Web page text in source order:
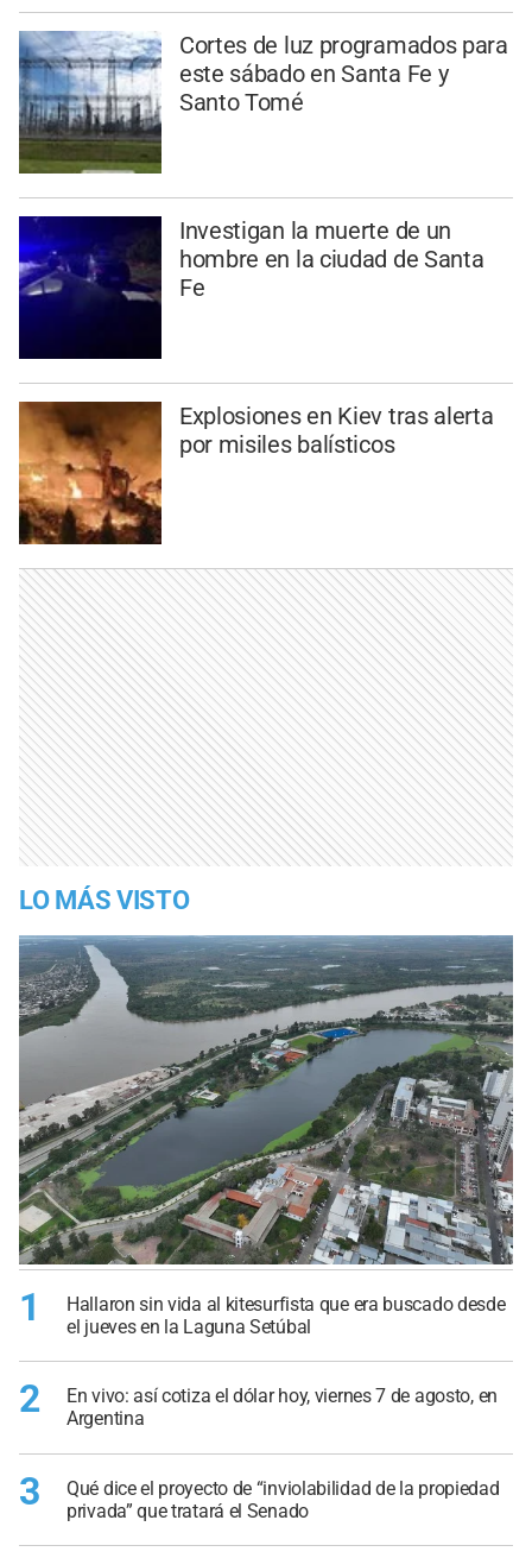
Cortes de luz programados para
este sábado en Santa Fe y
Santo Tomé
Investigan la muerte de un
hombre en la ciudad de Santa
Fe
Explosiones en Kiev tras alerta
por misiles balísticos
LO MÁS VISTO
1
Hallaron sin vida al kitesurfista que era buscado desde
el jueves en la Laguna Setúbal
2
En vivo: así cotiza el dólar hoy, viernes 7 de agosto, en
Argentina
3
Qué dice el proyecto de “inviolabilidad de la propiedad
privada” que tratará el Senado